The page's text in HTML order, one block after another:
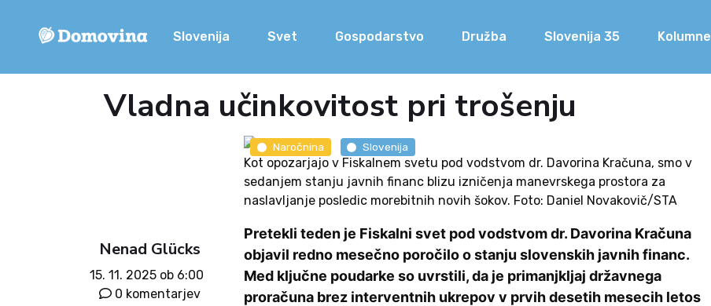
Slovenija Svet Gospodarstvo Družba Slovenija 35 Kolumne
Vladna učinkovitost pri trošenju
Nenad Glücks
15. 11. 2025 ob 6:00
0 komentarjev
Kot opozarjajo v Fiskalnem svetu pod vodstvom dr. Davorina Kračuna, smo v
sedanjem stanju javnih financ blizu izničenja manevrskega prostora za
naslavljanje posledic morebitnih novih šokov. Foto: Daniel Novakovič/STA
Naročnina Slovenija
Pretekli teden je Fiskalni svet pod vodstvom dr. Davorina Kračuna
objavil redno mesečno poročilo o stanju slovenskih javnih financ.
Med ključne poudarke so uvrstili, da je primanjkljaj državnega
proračuna brez interventnih ukrepov v prvih desetih mesecih letos